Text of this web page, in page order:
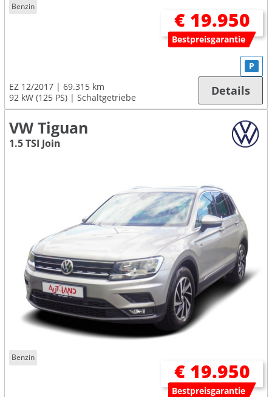
Benzin
€ 19.950
Bestpreisgarantie
EZ 12/2017
69.315 km
92 kW (125 PS)
Schaltgetriebe
P
Details
VW Tiguan
1.5 TSI Join
Benzin
€ 19.950
Bestpreisgarantie